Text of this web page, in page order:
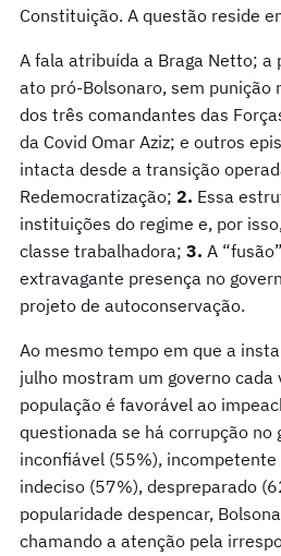
Constituição. A questão reside
A fala atribuída a Braga Netto; a
ato pró-Bolsonaro, sem punição
dos três comandantes das
da Covid Omar Aziz; e outros
intacta desde a transição
Redemocratização; 2. Essa
instituições do regime e, por
classe trabalhadora; 3. A
extravagante presença no
projeto de autoconservação.
Ao mesmo tempo em que a
julho mostram um governo
população é favorável ao
questionada se há corrupção
inconfiável (55%),
indeciso (57%), despreparado
popularidade despencar,
chamando a atenção pela